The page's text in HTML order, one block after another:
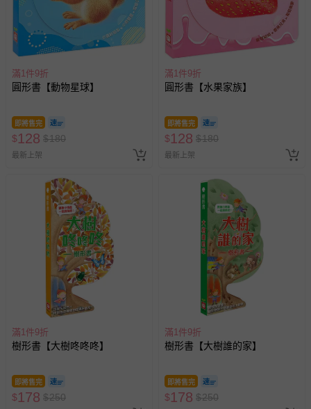
滿1件9折
圓形書【動物星球】
即將售完
$128 $180
最新上架
滿1件9折
圓形書【水果家族】
即將售完
$128 $180
最新上架
滿1件9折
樹形書【大樹咚咚咚】
即將售完
$178 $250
滿1件9折
樹形書【大樹誰的家】
即將售完
$178 $250